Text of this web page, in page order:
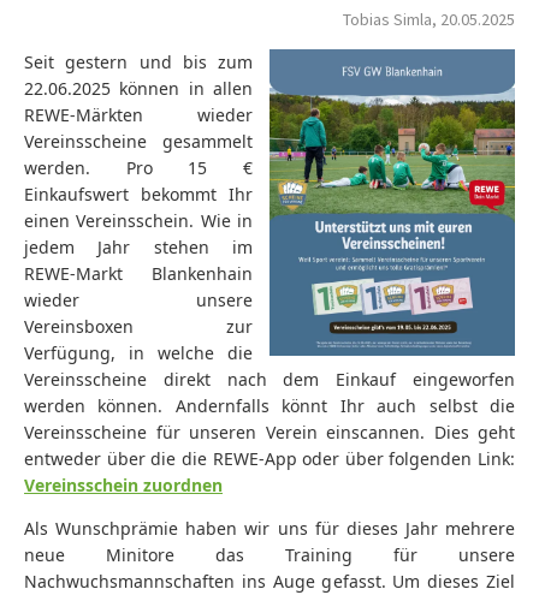
Tobias Simla, 20.05.2025
Seit gestern und bis zum
22.06.2025 können in allen
REWE-Märkten wieder
Vereinsscheine gesammelt
werden. Pro 15 €
Einkaufswert bekommt Ihr
einen Vereinsschein. Wie in
jedem Jahr stehen im
REWE-Markt Blankenhain
wieder unsere
Vereinsboxen zur
Verfügung, in welche die
Vereinsscheine direkt nach dem Einkauf eingeworfen
werden können. Andernfalls könnt Ihr auch selbst die
Vereinsscheine für unseren Verein einscannen. Dies geht
entweder über die die REWE-App oder über folgenden Link:
Vereinsschein zuordnen
Als Wunschprämie haben wir uns für dieses Jahr mehrere
neue Minitore das Training für unsere
Nachwuchsmannschaften ins Auge gefasst. Um dieses Ziel